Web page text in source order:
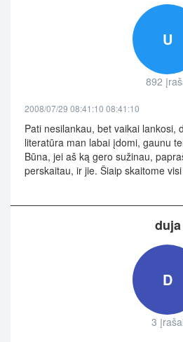
U
892
2008/07/29 08:41:10 08:41:10
Pati nesilankau, bet vaikai lankosi,
literatūra man labai įdomi, gaunu
Būna, jei aš ką gero sužinau,
perskaitau, ir jie. Šiaip skaitome
duja
D
3